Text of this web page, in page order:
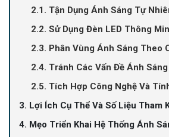
2.1. Tận Dụng Ánh Sáng Tự
2.2. Sử Dụng Đèn LED Thông
2.3. Phân Vùng Ánh Sáng Theo
2.4. Tránh Các Vấn Đề Ánh
2.5. Tích Hợp Công Nghệ Và
3. Lợi Ích Cụ Thể Và Số Liệu Tham
4. Mẹo Triển Khai Hệ Thống Ánh